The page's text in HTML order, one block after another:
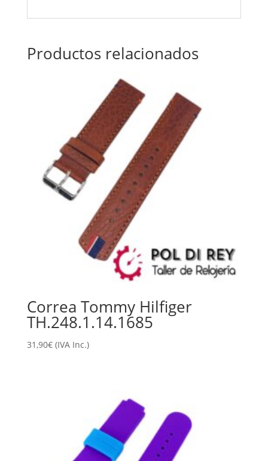
Productos relacionados
Correa Tommy Hilfiger
TH.248.1.14.1685
31,90€ (IVA Inc.)